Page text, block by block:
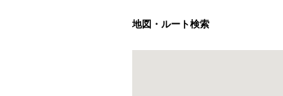
地図・ルート検索